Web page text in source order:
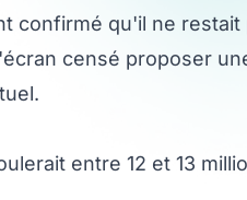
confirmé qu'il ne restait
censé proposer
entre 12 et 13